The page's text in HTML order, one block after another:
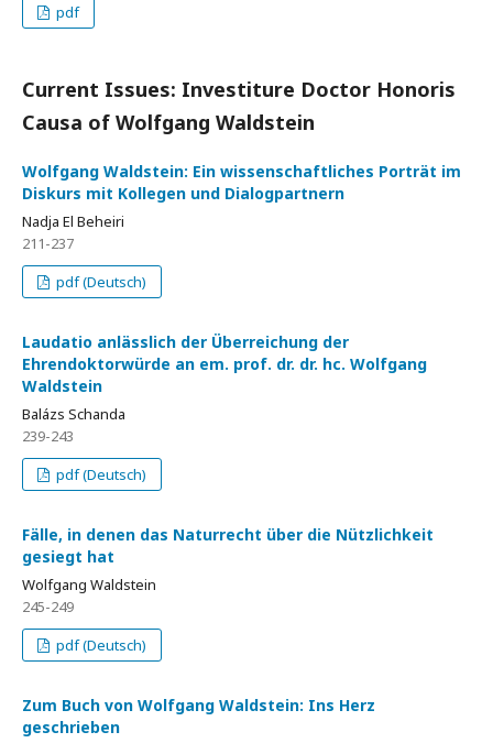
pdf
Current Issues: Investiture Doctor Honoris
Causa of Wolfgang Waldstein
Wolfgang Waldstein: Ein wissenschaftliches Porträt im
Diskurs mit Kollegen und Dialogpartnern
Nadja El Beheiri
211-237
pdf (Deutsch)
Laudatio anlässlich der Überreichung der
Ehrendoktorwürde an em. prof. dr. dr. hc. Wolfgang
Waldstein
Balázs Schanda
239-243
pdf (Deutsch)
Fälle, in denen das Naturrecht über die Nützlichkeit
gesiegt hat
Wolfgang Waldstein
245-249
pdf (Deutsch)
Zum Buch von Wolfgang Waldstein: Ins Herz
geschrieben